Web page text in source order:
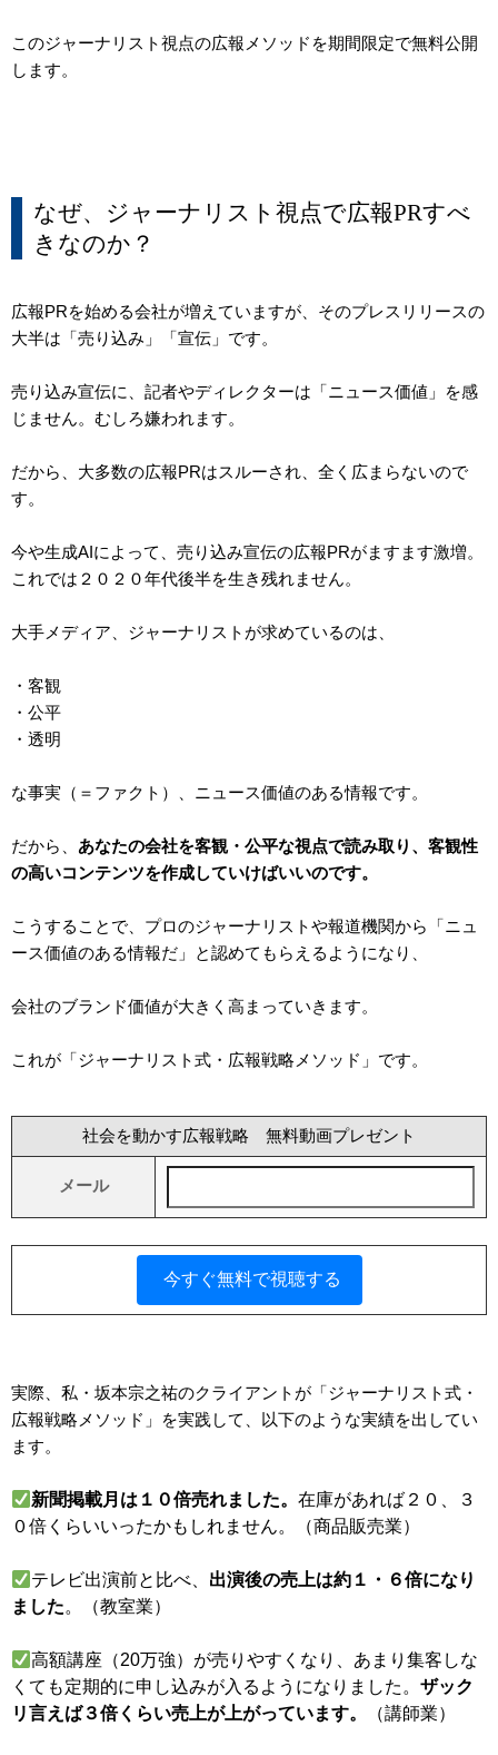
このジャーナリスト視点の広報メソッドを期間限定で無料公開
します。
なぜ、ジャーナリスト視点で広報PRすべ
きなのか？
広報PRを始める会社が増えていますが、そのプレスリリースの
大半は「売り込み」「宣伝」です。
売り込み宣伝に、記者やディレクターは「ニュース価値」を感
じません。むしろ嫌われます。
だから、大多数の広報PRはスルーされ、全く広まらないので
す。
今や生成AIによって、売り込み宣伝の広報PRがますます激増。
これでは２０２０年代後半を生き残れません。
大手メディア、ジャーナリストが求めているのは、
・客観
・公平
・透明
な事実（＝ファクト）、ニュース価値のある情報です。
だから、 あなたの会社を客観・公平な視点で読み取り、客観性
の高いコンテンツを作成していけばいいのです。
こうすることで、プロのジャーナリストや報道機関から「ニュ
ース価値のある情報だ」と認めてもらえるようになり、
会社のブランド価値が大きく高まっていきます。
これが「ジャーナリスト式・広報戦略メソッド」です。
社会を動かす広報戦略 無料動画プレゼント
メール
実際、私・坂本宗之祐のクライアントが「ジャーナリスト式・
広報戦略メソッド」を実践して、以下のような実績を出してい
ます。
新聞掲載月は１０倍売れました。在庫があれば２０、３
０倍くらいいったかもしれません。（商品販売業）
テレビ出演前と比べ、 出演後の売上は約１・６倍になり
ました。（教室業）
高額講座（20万強）が売りやすくなり、あまり集客しな
くても定期的に申し込みが入るようになりました。 ザック
リ言えば３倍くらい売上が上がっています。
（講師業）